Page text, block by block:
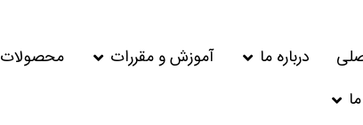
درباره ما آموزش و مقررات محصولات